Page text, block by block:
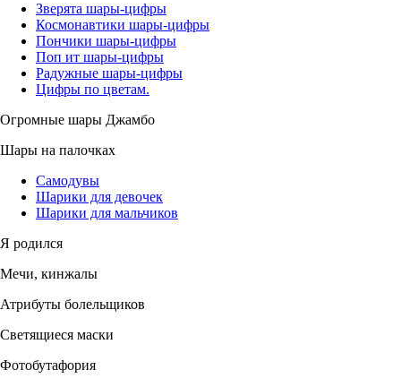
Зверята шары-цифры
Космонавтики шары-цифры
Пончики шары-цифры
Поп ит шары-цифры
Радужные шары-цифры
Цифры по цветам.
Огромные шары Джамбо
Шары на палочках
Самодувы
Шарики для девочек
Шарики для мальчиков
Я родился
Мечи, кинжалы
Атрибуты болельщиков
Светящиеся маски
Фотобутафория